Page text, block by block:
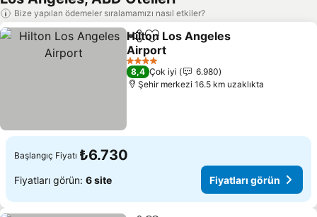
Bize yapılan ödemeler sıralamamızı nasıl etkiler?
PaylaşFavorilerime ekle
Hilton Los Angeles
Airport
Fiyatları görün
4 Yıldız
8,4 Çok iyi
6.980
Şehir merkezi 16.5 km uzaklıkta
Başlangıç Fiyatı ₺6.730
Fiyatları görün: 6 site Fiyatları görün